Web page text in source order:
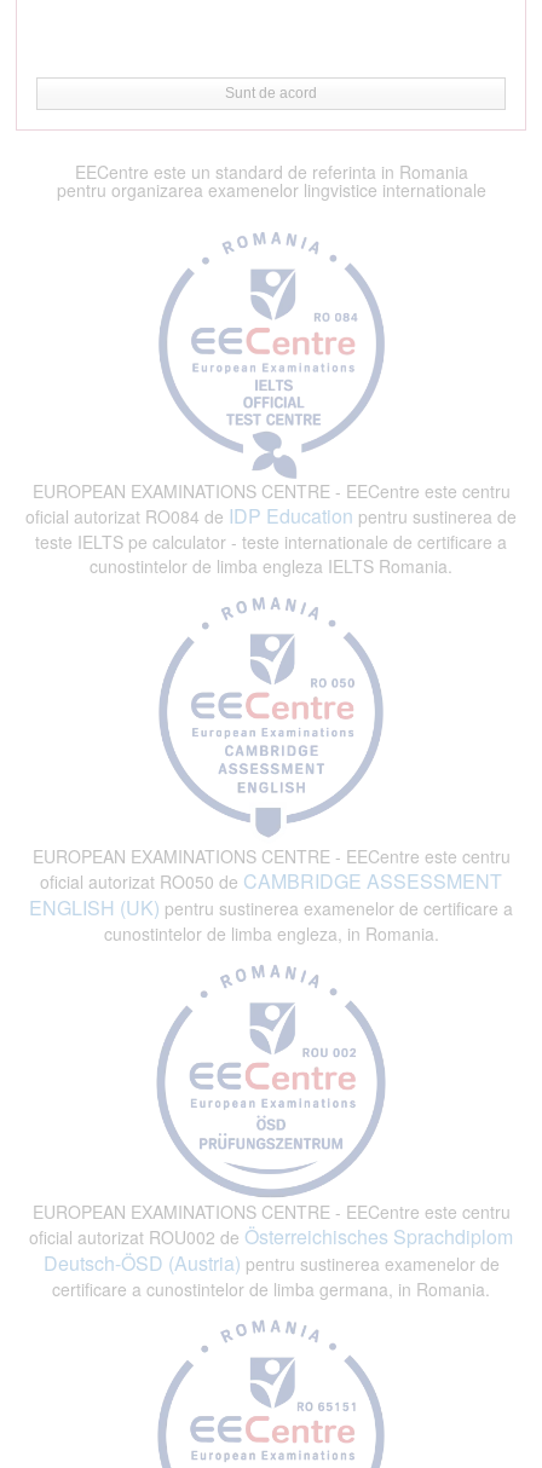
Sunt de acord
EECentre este un standard de referinta in Romania
pentru organizarea examenelor lingvistice internationale
EUROPEAN EXAMINATIONS CENTRE - EECentre este centru
oficial autorizat RO084 de IDP Education pentru sustinerea de
teste IELTS pe calculator - teste internationale de certificare a
cunostintelor de limba engleza IELTS Romania.
EUROPEAN EXAMINATIONS CENTRE - EECentre este centru
oficial autorizat RO050 de CAMBRIDGE ASSESSMENT
ENGLISH (UK) pentru sustinerea examenelor de certificare a
cunostintelor de limba engleza, in Romania.
EUROPEAN EXAMINATIONS CENTRE - EECentre este centru
oficial autorizat ROU002 de Österreichisches Sprachdiplom
Deutsch-ÖSD (Austria) pentru sustinerea examenelor de
certificare a cunostintelor de limba germana, in Romania.